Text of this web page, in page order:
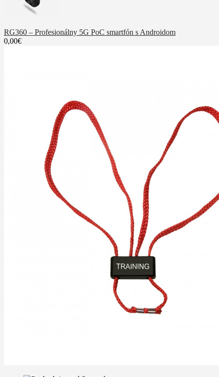
RG360 – Profesionálny 5G PoC smartfón s Androidom
0,00€